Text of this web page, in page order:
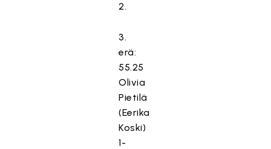
2.
3.
erä:
55.25
Olivia
Pietilä
(Eerika
Koski)
1-